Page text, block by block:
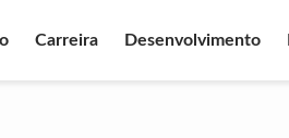
Carreira Desenvolvimento